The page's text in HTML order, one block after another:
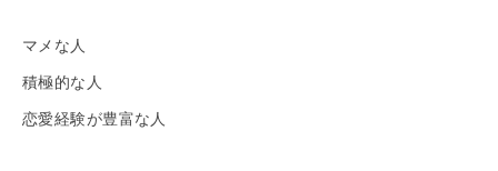
マメな人
積極的な人
恋愛経験が豊富な人